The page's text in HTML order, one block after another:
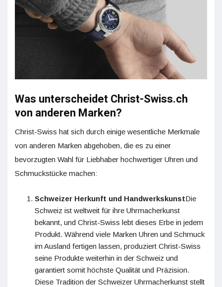
Was unterscheidet Christ-Swiss.ch
von anderen Marken?
Christ-Swiss hat sich durch einige wesentliche Merkmale
von anderen Marken abgehoben, die es zu einer
bevorzugten Wahl für Liebhaber hochwertiger Uhren und
Schmuckstücke machen:
Schweizer Herkunft und HandwerkskunstDie
Schweiz ist weltweit für ihre Uhrmacherkunst
bekannt, und Christ-Swiss lebt dieses Erbe in jedem
Produkt. Während viele Marken Uhren und Schmuck
im Ausland fertigen lassen, produziert Christ-Swiss
seine Produkte weiterhin in der Schweiz und
garantiert somit höchste Qualität und Präzision.
Diese Tradition der Schweizer Uhrmacherkunst stellt